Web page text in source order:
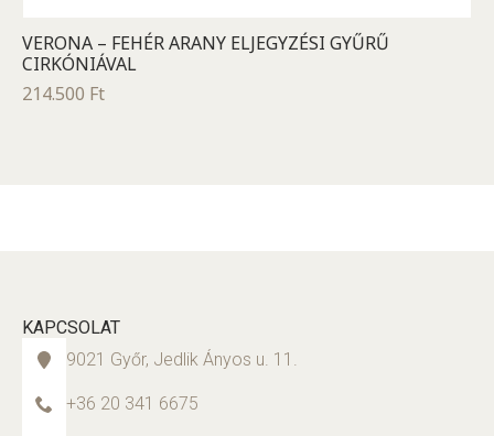
VERONA – FEHÉR ARANY ELJEGYZÉSI GYŰRŰ
CIRKÓNIÁVAL
214.500 Ft
KAPCSOLAT
9021 Győr, Jedlik Ányos u. 11.
+36 20 341 6675